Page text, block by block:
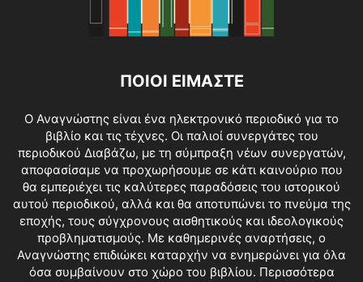
ΠΟΙΟΙ ΕΙΜΑΣΤΕ
O Αναγνώστης είναι ένα ηλεκτρονικό περιοδικό για το
βιβλίο και τις τέχνες. Οι παλιοί συνεργάτες του
περιοδικού Διαβάζω, με τη σύμπραξη νέων συνεργατών,
αποφασίσαμε να προχωρήσουμε σε κάτι καινούριο που
θα εμπεριέχει τις καλύτερες παραδόσεις του ιστορικού
αυτού περιοδικού, αλλά και θα αποτυπώνει το πνεύμα της
εποχής, τους σύγχρονους αισθητικούς και ιδεολογικούς
προβληματισμούς. Με καθημερινές αναρτήσεις, ο
Αναγνώστης επιδιώκει καταρχήν να ενημερώνει για όλα
όσα συμβαίνουν στο χώρο του βιβλίου. Περισσότερα